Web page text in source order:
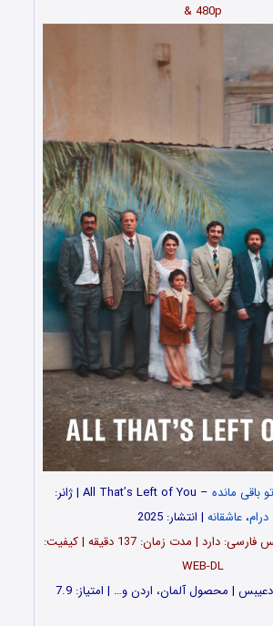
& 480p
باقی مانده – All That’s Left of You | ژانر:
درام، عاشقانه | انتشار: 2025
زبان: عربی | زیرنویس فارسی: دارد | مدت زمان: 137 دقیقه | کیفیت:
WEB-DL
| محصول آلمان، اردن و… | امتیاز: 7.9